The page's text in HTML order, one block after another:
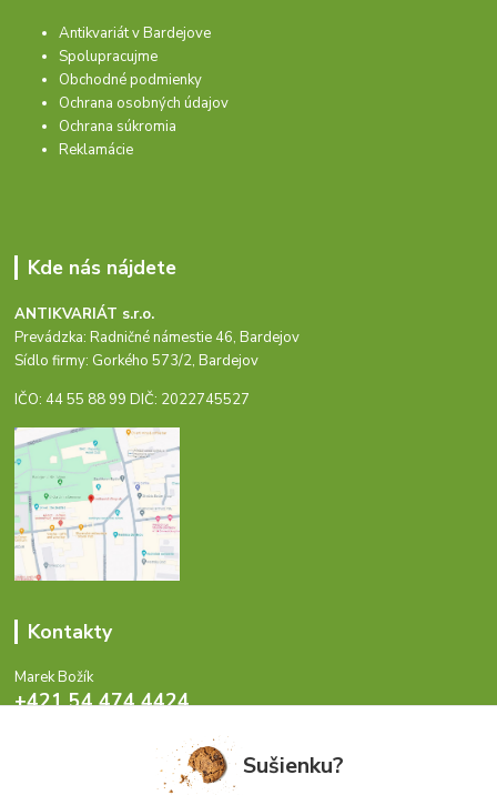
Antikvariát v Bardejove
Spolupracujme
Obchodné podmienky
Ochrana osobných údajov
Ochrana súkromia
Reklamácie
Kde nás nájdete
ANTIKVARIÁT s.r.o.
Prevádzka: Radničné námestie 46, Bardejov
Sídlo firmy: Gorkého 573/2, Bardejov
IČO: 44 55 88 99 DIČ: 2022745527
Kontakty
Marek Božík
+421 54 474 4424
info@antikvariat.sk Sušienku?